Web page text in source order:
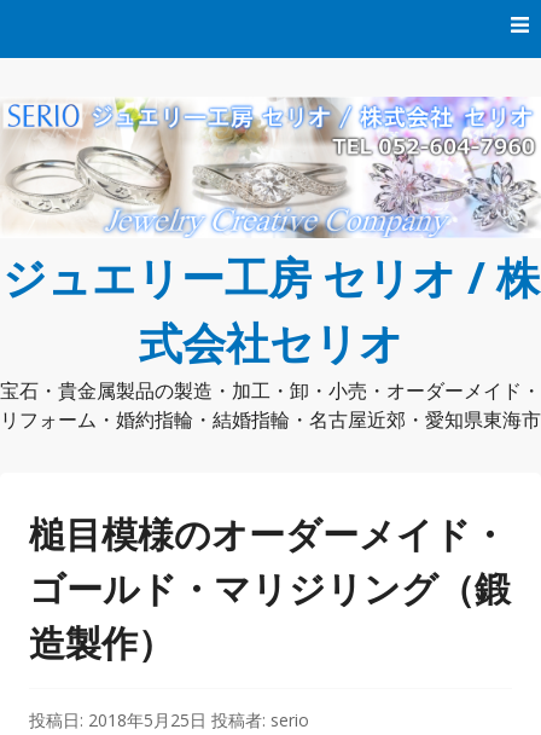
ン
ツ
へ
ス
キ
ジュエリー工房 セリオ / 株
式会社セリオ
宝石・貴金属製品の製造・加工・卸・小売・オーダーメイド・
リフォーム・婚約指輪・結婚指輪・名古屋近郊・愛知県東海市
槌目模様のオーダーメイド・
ゴールド・マリジリング（鍛
造製作）
投稿日: 2018年5月25日 投稿者: serio